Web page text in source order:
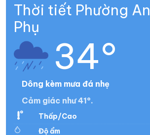
Thời tiết Phường An
Phụ
34°
Dông kèm mưa đá nhẹ
Cảm giác như 41°.
Thấp/Cao
Độ ẩm